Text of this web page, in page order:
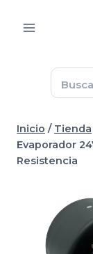
Inicio / Tienda
Evaporador
Resistencia